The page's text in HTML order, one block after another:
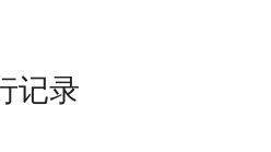
记录